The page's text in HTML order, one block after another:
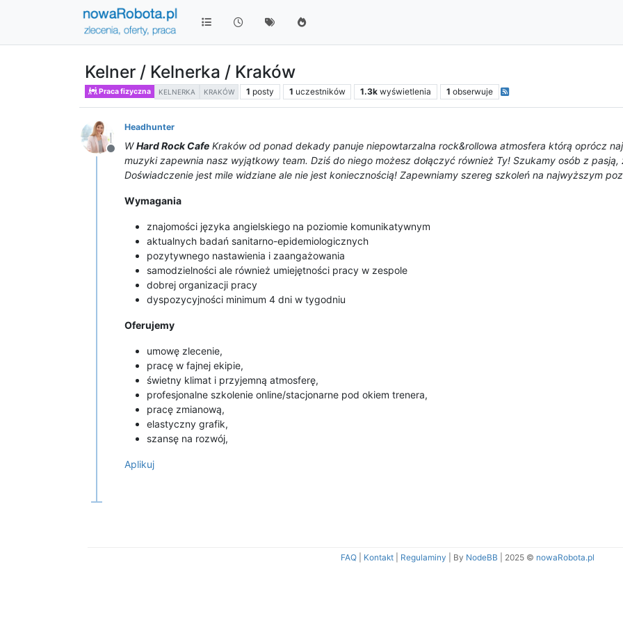
Kelner / Kelnerka / Kraków
Praca fizyczna KELNERKA KRAKÓW 1 posty 1 uczestników 1.3k wyświetlenia 1 obserwuje
Niedostępny
Headhunter
WHard Rock Cafe Kraków od ponad dekady panuje niepowtarzalna rock&rollowa atmosfera którą oprócz
muzyki zapewnia nasz wyjątkowy team. Dziś do niego możesz dołączyć również Ty! Szukamy osób z
Doświadczenie jest mile widziane ale nie jest koniecznością! Zapewniamy szereg szkoleń na najwyższym
Wymagania
znajomości języka angielskiego na poziomie komunikatywnym
aktualnych badań sanitarno-epidemiologicznych
pozytywnego nastawienia i zaangażowania
samodzielności ale również umiejętności pracy w zespole
dobrej organizacji pracy
dyspozycyjności minimum 4 dni w tygodniu
Oferujemy
umowę zlecenie,
pracę w fajnej ekipie,
świetny klimat i przyjemną atmosferę,
profesjonalne szkolenie online/stacjonarne pod okiem trenera,
pracę zmianową,
elastyczny grafik,
szansę na rozwój,
Aplikuj
FAQ| Kontakt| Regulaminy | By NodeBB 2025 © nowaRobota.pl